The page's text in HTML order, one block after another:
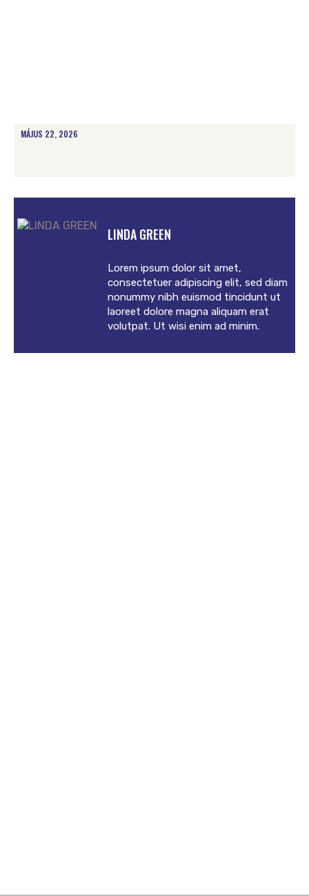
MÁJUS 22, 2026
LINDA GREEN
Lorem ipsum dolor sit amet,
consectetuer adipiscing elit, sed diam
nonummy nibh euismod tincidunt ut
laoreet dolore magna aliquam erat
volutpat. Ut wisi enim ad minim.